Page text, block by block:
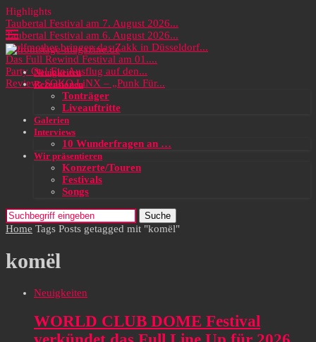
Highlights
Taubertal Festival am 7. August 2026...
Taubertal Festival am 6. August 2026...
Wolfmother bringen das Zakk in Düsseldorf...
Das Full Rewind Festival am 01....
Party On! Ein Ausflug auf den...
Review: SOKO LiNX – „Punk Für...
Neuigkeiten
Rezensionen
Tonträger
Liveauftritte
Galerien
Interviews
10 Wunderfragen an …
Wir präsentieren
Konzerte/Touren
Festivals
Songs
Suche
Home Tags Posts getagged mit "komël"
komël
Neuigkeiten
WORLD CLUB DOME Festival